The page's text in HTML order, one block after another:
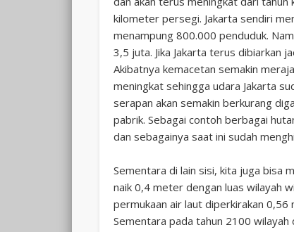
kilometer persegi. Jakarta sendiri
menampung 800.000 penduduk.
3,5 juta. Jika Jakarta terus dibiarkan
Akibatnya kemacetan semakin
meningkat sehingga udara Jakarta
serapan akan semakin berkurang
pabrik. Sebagai contoh berbagai
dan sebagainya saat ini sudah
Sementara di lain sisi, kita juga bisa
naik 0,4 meter dengan luas wilayah
permukaan air laut diperkirakan
Sementara pada tahun 2100